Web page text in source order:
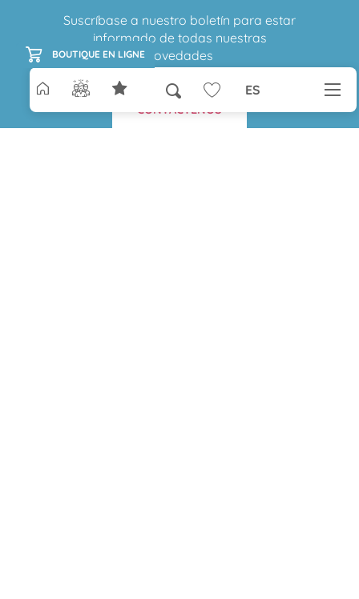
BOUTIQUE EN LIGNE
Voir les favoris
Buscar ES
Suscríbase a nuestro boletín para estar
informado de todas nuestras
novedades
CONTÁCTENOS